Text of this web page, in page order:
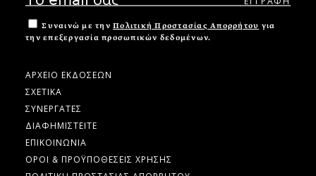
Συναινώ με την Πολιτική Προστασίας Απορρήτου για
την επεξεργασία προσωπικών δεδομένων.
ΑΡΧΕΙΟ ΕΚΔΟΣΕΩΝ
ΣΧΕΤΙΚΑ
ΣΥΝΕΡΓΑΤΕΣ
ΔΙΑΦΗΜΙΣΤΕΙΤΕ
ΕΠΙΚΟΙΝΩΝΙΑ
ΟΡΟΙ & ΠΡΟΫΠΟΘΕΣΕΙΣ ΧΡΗΣΗΣ